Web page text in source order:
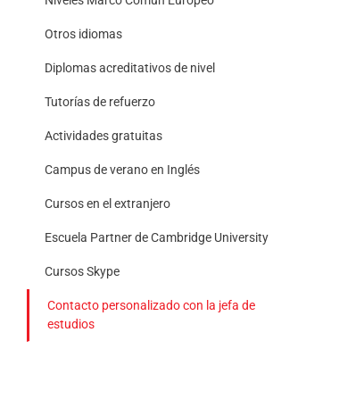
Otros idiomas
Diplomas acreditativos de nivel
Tutorías de refuerzo
Actividades gratuitas
Campus de verano en Inglés
Cursos en el extranjero
Escuela Partner de Cambridge University
Cursos Skype
Contacto personalizado con la jefa de
estudios